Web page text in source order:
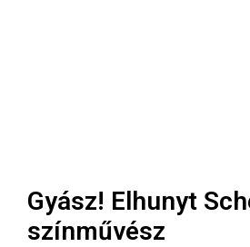
Gyász! Elhunyt
színművész